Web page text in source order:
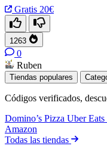
Gratis 20€
1263
0
Ruben
Tiendas populares
Códigos verificados,
Domino’s Pizza Uber Eats
Amazon
Todas las tiendas